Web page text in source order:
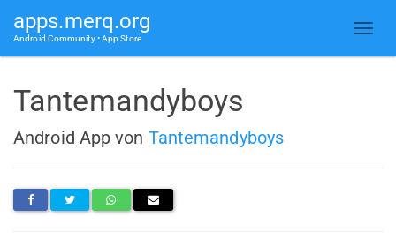
apps.merq.org
Android Community • App Store
Tantemandyboys
Android App von Tantemandyboys